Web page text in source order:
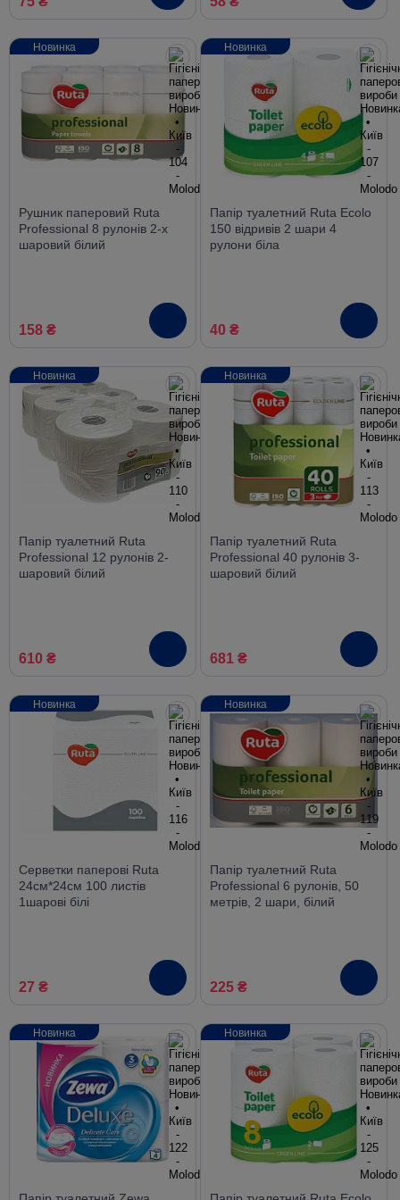
Рушник паперовий Ruta
Professional 8 рулонів 2-х
шаровий білий
158 ₴
Новинка
Папір туалетний Ruta Ecolo
150 відривів 2 шари 4
рулони біла
40 ₴
Новинка
Папір туалетний Ruta
Professional 12 рулонів 2-
шаровий білий
610 ₴
Новинка
Папір туалетний Ruta
Professional 40 рулонів 3-
шаровий білий
681 ₴
Новинка
Серветки паперові Ruta
24см*24см 100 листів
1шарові бiлi
27 ₴
Новинка
Папір туалетний Ruta
Professional 6 рулонів, 50
метрів, 2 шари, білий
225 ₴
Новинка
Новинка Новинка